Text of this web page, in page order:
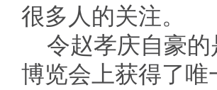
很多人的关注。
令赵孝庆自豪
博览会上获得了